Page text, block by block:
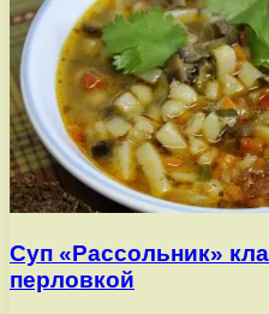
Суп «Рассольник»
перловкой